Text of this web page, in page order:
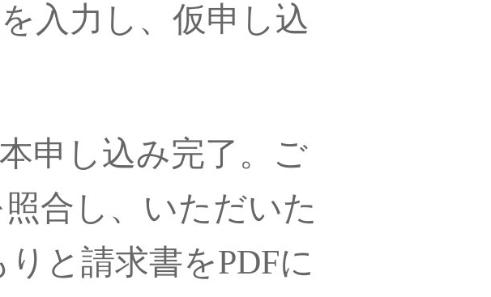
入力し、仮申し込
申し込み完了。ご
合し、いただいた
と請求書をPDFに